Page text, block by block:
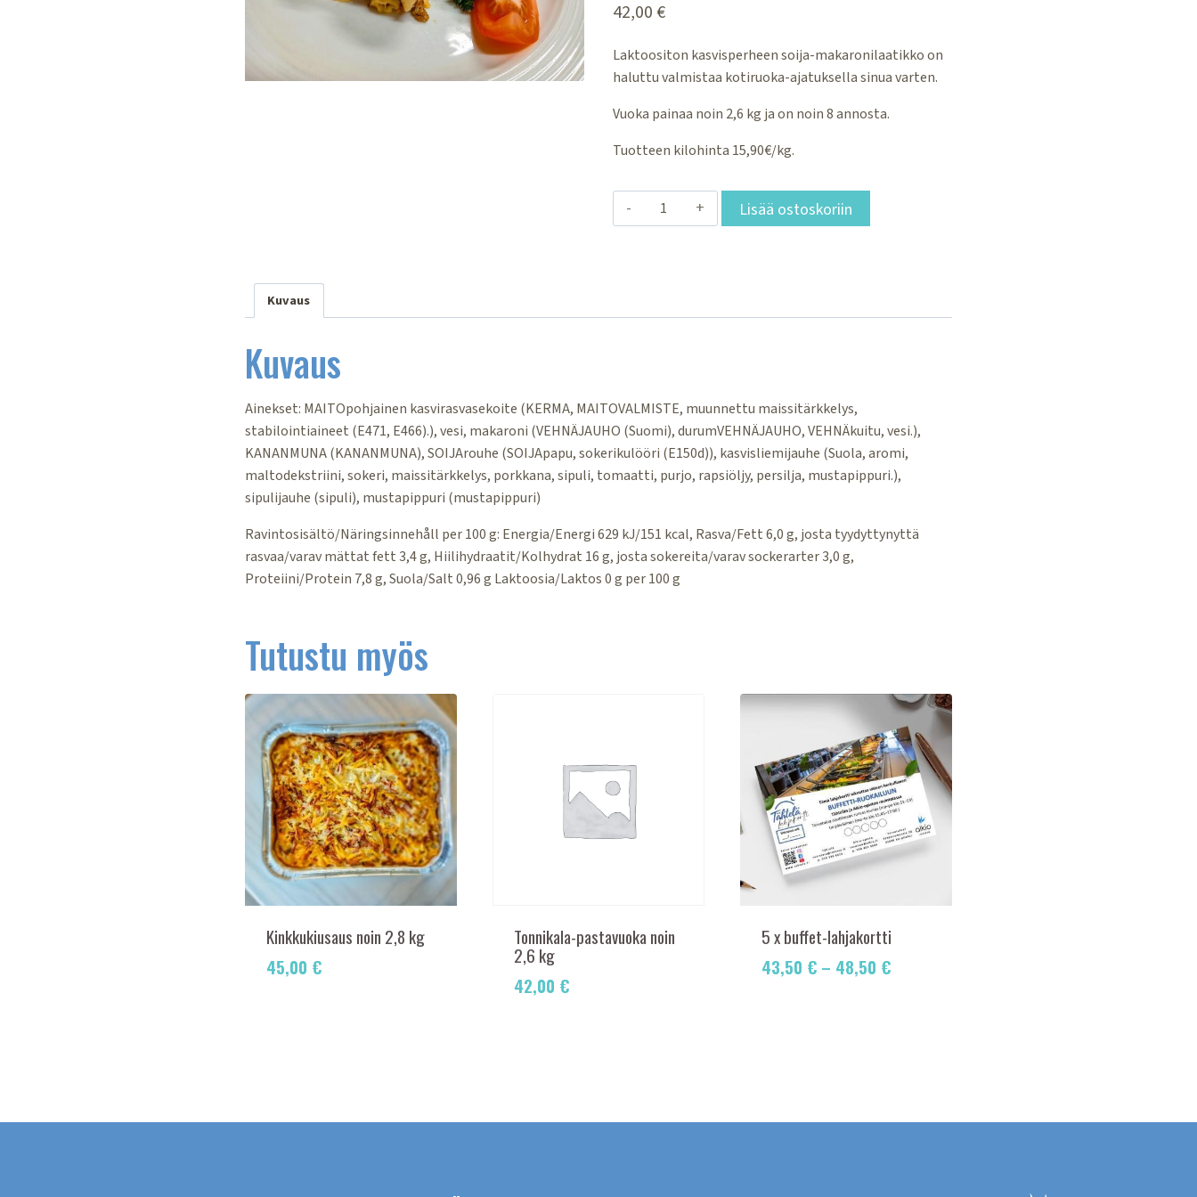
42,00€
Laktoositon kasvisperheen soija-makaronilaatikko on
haluttu valmistaa kotiruoka-ajatuksella sinua varten.
Vuoka painaa noin 2,6 kg ja on noin 8 annosta.
Tuotteen kilohinta 15,90€/kg.
Soija-
makaronilaatikko
määrä
Lisää ostoskoriin
Kuvaus
Kuvaus
Ainekset: MAITOpohjainen kasvirasvasekoite (KERMA, MAITOVALMISTE, muunnettu maissitärkkelys,
stabilointiaineet (E471, E466).), vesi, makaroni (VEHNÄJAUHO (Suomi), durumVEHNÄJAUHO, VEHNÄkuitu, vesi.),
KANANMUNA (KANANMUNA), SOIJArouhe (SOIJApapu, sokerikulööri (E150d)), kasvisliemijauhe (Suola, aromi,
maltodekstriini, sokeri, maissitärkkelys, porkkana, sipuli, tomaatti, purjo, rapsiöljy, persilja, mustapippuri.),
sipulijauhe (sipuli), mustapippuri (mustapippuri)
Ravintosisältö/Näringsinnehåll per 100 g: Energia/Energi 629 kJ/151 kcal, Rasva/Fett 6,0 g, josta tyydyttynyttä
rasvaa/varav mättat fett 3,4 g, Hiilihydraatit/Kolhydrat 16 g, josta sokereita/varav sockerarter 3,0 g,
Proteiini/Protein 7,8 g, Suola/Salt 0,96 g Laktoosia/Laktos 0 g per 100 g
Tutustu myös
Kinkkukiusaus noin 2,8 kg
45,00 €
Tonnikala-pastavuoka noin
2,6 kg
42,00 €
5 x buffet-lahjakortti
43,50 € – 48,50 €